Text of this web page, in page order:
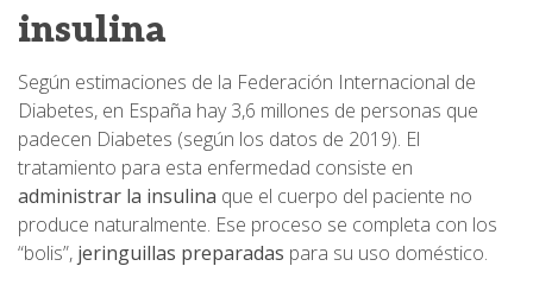
insulina
Según estimaciones de la Federación Internacional de
Diabetes, en España hay 3,6 millones de personas que
padecen Diabetes (según los datos de 2019). El
tratamiento para esta enfermedad consiste en
administrar la insulina que el cuerpo del paciente no
produce naturalmente. Ese proceso se completa con los
“bolis”, jeringuillas preparadas para su uso doméstico.